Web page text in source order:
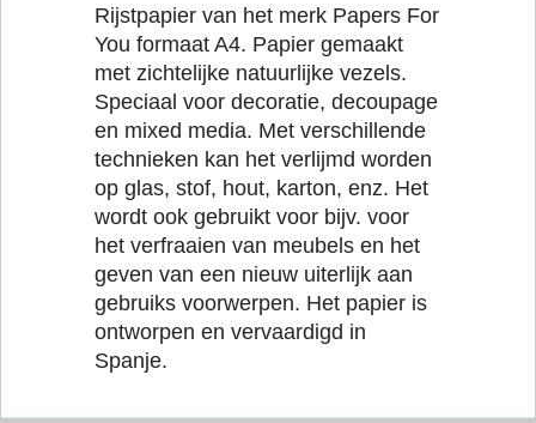
Rijstpapier van het merk Papers For
You formaat A4. Papier gemaakt
met zichtelijke natuurlijke vezels.
Speciaal voor decoratie, decoupage
en mixed media. Met verschillende
technieken kan het verlijmd worden
op glas, stof, hout, karton, enz. Het
wordt ook gebruikt voor bijv. voor
het verfraaien van meubels en het
geven van een nieuw uiterlijk aan
gebruiks voorwerpen. Het papier is
ontworpen en vervaardigd in
Spanje.